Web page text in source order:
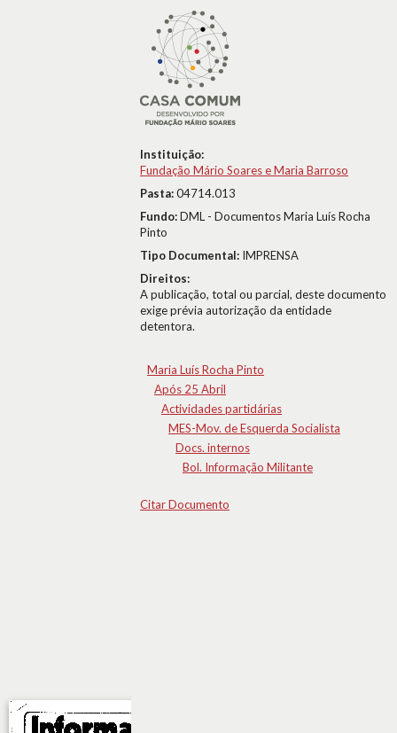
Instituição:
Fundação Mário Soares e Maria Barroso
Pasta:04714.013
Fundo:DML - Documentos Maria Luís Rocha
Pinto
Tipo Documental: IMPRENSA
Direitos:
A publicação, total ou parcial, deste documento
exige prévia autorização da entidade
detentora.
Maria Luís Rocha Pinto
Após 25 Abril
Actividades partidárias
MES-Mov. de Esquerda Socialista
Docs. internos
Bol. Informação Militante
Citar Documento